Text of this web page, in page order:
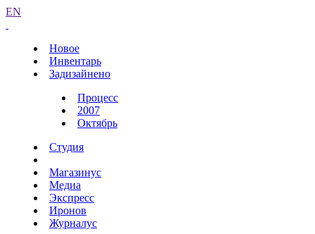
EN
Новое
Инвентарь
Задизайнено
Процесс
2007
Октябрь
Студия
Магазинус
Медиа
Экспресс
Иронов
Журналус